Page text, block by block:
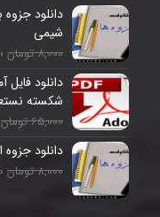
دانلود
شیمی
8,000 تومان
دانلود
شکسته
65,000 تومان
دانلود جزوه
8,000 تومان